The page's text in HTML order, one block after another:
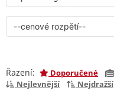
Řazení: Doporučené
Nejlevnější
Nejdražší